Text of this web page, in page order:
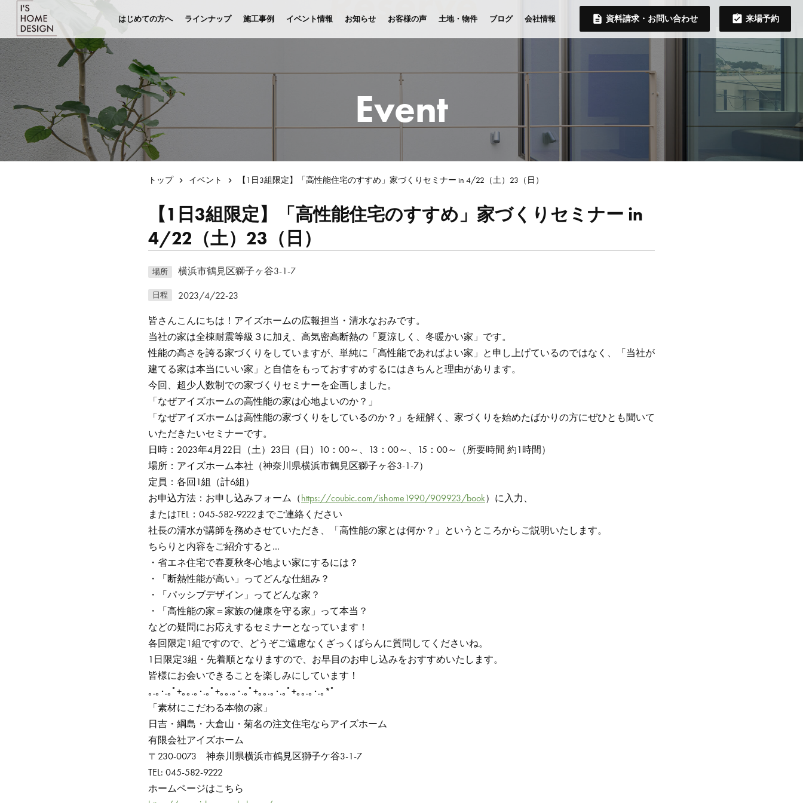
はじめての方へ ラインナップ 施工事例 イベント情報 お知らせ お客様の声 土地・物件 ブログ 会社情報 資料請求・お問い合わせ 来場予約
Event
トップ イベント 【1日3組限定】「高性能住宅のすすめ」家づくりセミナー in 4/22（土）23（日）
【1日3組限定】「高性能住宅のすすめ」家づくりセミナー in
4/22（土）23（日）
場所 横浜市鶴見区獅子ヶ谷3-1-7
日程 2023/4/22-23
皆さんこんにちは！アイズホームの広報担当・清水なおみです。
当社の家は全棟耐震等級３に加え、高気密高断熱の「夏涼しく、冬暖かい家」です。
性能の高さを誇る家づくりをしていますが、単純に「高性能であればよい家」と申し上げているのではなく、「当社が
建てる家は本当にいい家」と自信をもっておすすめするにはきちんと理由があります。
今回、超少人数制での家づくりセミナーを企画しました。
「なぜアイズホームの高性能の家は心地よいのか？」
「なぜアイズホームは高性能の家づくりをしているのか？」を紐解く、家づくりを始めたばかりの方にぜひとも聞いて
いただきたいセミナーです。
日時：2023年4月22日（土）23日（日）10：00～、13：00～、15：00～（所要時間 約1時間）
場所：アイズホーム本社（神奈川県横浜市鶴見区獅子ヶ谷3-1-7）
定員：各回1組（計6組）
お申込方法：お申し込みフォーム（https://coubic.com/ishome1990/909923/book）に入力、
またはTEL：045-582-9222までご連絡ください
社長の清水が講師を務めさせていただき、「高性能の家とは何か？」というところからご説明いたします。
ちらりと内容をご紹介すると…
・省エネ住宅で春夏秋冬心地よい家にするには？
・「断熱性能が高い」ってどんな仕組み？
・「パッシブデザイン」ってどんな家？
・「高性能の家＝家族の健康を守る家」って本当？
などの疑問にお応えするセミナーとなっています！
各回限定1組ですので、どうぞご遠慮なくざっくばらんに質問してくださいね。
1日限定3組・先着順となりますので、お早目のお申し込みをおすすめいたします。
皆様にお会いできることを楽しみにしています！
｡.｡･.｡ﾟ+｡｡.｡･.｡ﾟ+｡｡.｡･.｡ﾟ+｡｡.｡･.｡ﾟ+｡｡.｡･.｡*ﾟ
「素材にこだわる本物の家」
日吉・綱島・大倉山・菊名の注文住宅ならアイズホーム
有限会社アイズホーム
〒230-0073 神奈川県横浜市鶴見区獅子ケ谷3-1-7
TEL: 045-582-9222
ホームページはこちら